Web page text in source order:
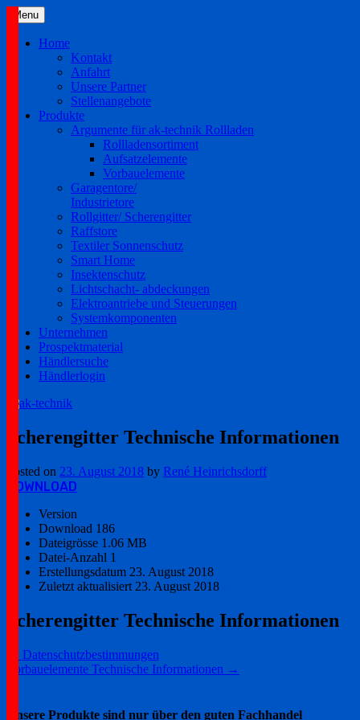
Skip
content
Menu
Home
Kontakt
Anfahrt
Unsere Partner
Stellenangebote
Produkte
Argumente für ak-technik Rollladen
Rollladensortiment
Aufsatzelemente
Vorbauelemente
Garagentore/
Industrietore
Rollgitter/ Scherengitter
Raffstore
Textiler Sonnenschutz
Smart Home
Insektenschutz
Lichtschacht- abdeckungen
Elektroantriebe und Steuerungen
Systemkomponenten
Unternehmen
Prospektmaterial
Händlersuche
Händlerlogin
ak-technik
Scherengitter Technische Informationen
Posted on 23. August 2018 by René Heinrichsdorff
DOWNLOAD
Version
Download 186
Dateigrösse 1.06 MB
Datei-Anzahl 1
Erstellungsdatum 23. August 2018
Zuletzt aktualisiert 23. August 2018
Scherengitter Technische Informationen
Post
navigation
Datenschutzbestimmungen
Vorbauelemente Technische Informationen →
Unsere Produkte sind nur über den guten Fachhandel